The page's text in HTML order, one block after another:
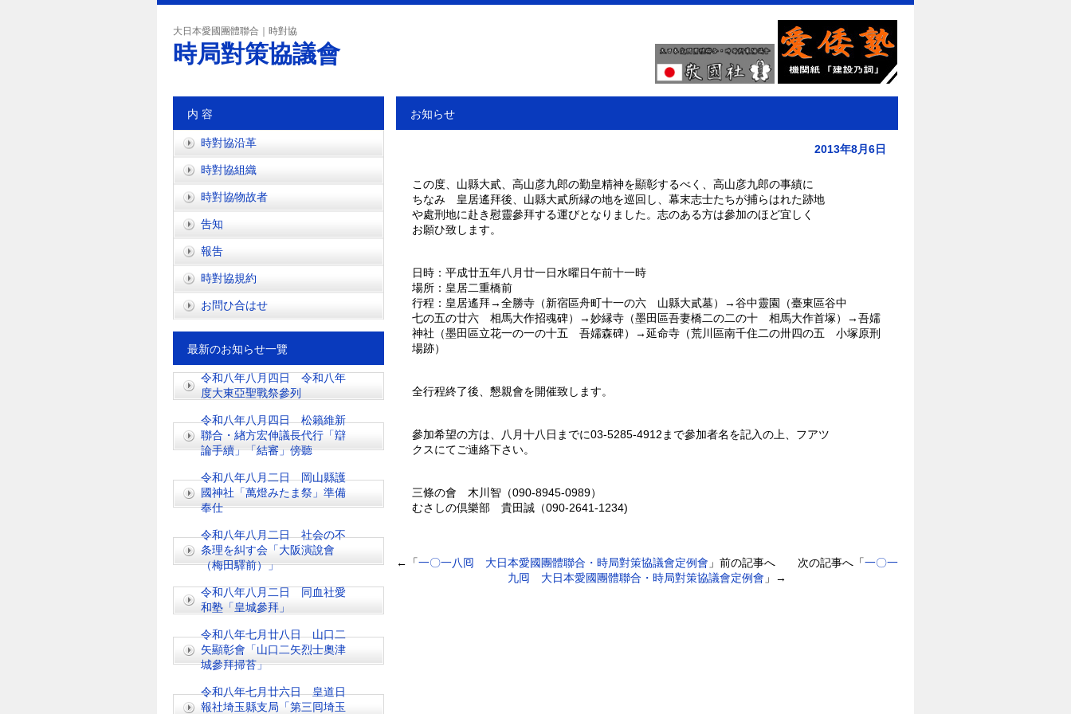
大日本愛國團體聯合｜時對協
時局對策協議會
お知らせ
2013年8月6日
この度、山縣大貳、高山彦九郎の勤皇精神を顯彰するべく、高山彦九郎の事績に
ちなみ 皇居遙拜後、山縣大貳所縁の地を巡回し、幕末志士たちが捕らはれた跡地
や處刑地に赴き慰靈參拜する運びとなりました。志のある方は參加のほど宜しく
お願ひ致します。
日時：平成廿五年八月廿一日水曜日午前十一時
場所：皇居二重橋前
行程：皇居遙拜→全勝寺（新宿區舟町十一の六 山縣大貳墓）→谷中靈園（臺東區谷中
七の五の廿六 相馬大作招魂碑）→妙縁寺（墨田區吾妻橋二の二の十 相馬大作首塚）→吾嬬
神社（墨田區立花一の一の十五 吾嬬森碑）→延命寺（荒川區南千住二の卅四の五 小塚原刑
場跡）
全行程終了後、懇親會を開催致します。
參加希望の方は、八月十八日までに03-5285-4912まで參加者名を記入の上、フアツ
クスにてご連絡下さい。
三條の會 木川智（090-8945-0989）
むさしの倶樂部 貴田誠（090-2641-1234)
←「一〇一八囘 大日本愛國團體聯合・時局對策協議會定例會 」前の記事へ 次の記事へ「一〇一
九囘 大日本愛國團體聯合・時局對策協議會定例會 」→
内 容
時對協沿革
時對協組織
時對協物故者
吿知
報吿
時對協規約
お問ひ合はせ
最新のお知らせ一覽
令和八年八月四日 令和八年
度大東亞聖戰祭參列
令和八年八月四日 松籟維新
聯合・緖方宏伸議長代行「辯
論手續」「結審」傍聽
令和八年八月二日 岡山縣護
國神社「萬燈みたま祭」準備
奉仕
令和八年八月二日 社会の不
条理を糾す会「大阪演說會
（梅田驛前）」
令和八年八月二日 同血社愛
和塾「皇城參拜」
令和八年七月廿八日 山口二
矢顯彰會「山口二矢烈士奧津
城參拜掃苔」
令和八年七月廿六日 皇道日
報社埼玉縣支局「第三囘埼玉